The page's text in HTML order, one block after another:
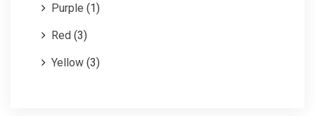
Purple (1)
Red (3)
Yellow (3)